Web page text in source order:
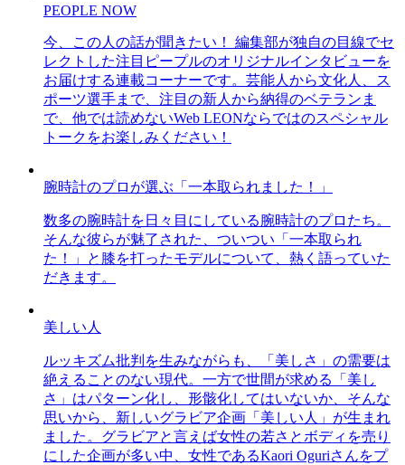
PEOPLE NOW
今、この人の話が聞きたい！ 編集部が独自の目線でセ
レクトした注目ピープルのオリジナルインタビューを
お届けする連載コーナーです。芸能人から文化人、ス
ポーツ選手まで、注目の新人から納得のベテランま
で、他では読めないWeb LEONならではのスペシャル
トークをお楽しみください！
腕時計のプロが選ぶ「一本取られました！」
数多の腕時計を日々目にしている腕時計のプロたち。
そんな彼らが魅了された、ついつい「一本取られ
た！」と膝を打ったモデルについて、熱く語っていた
だきます。
美しい人
ルッキズム批判を生みながらも、「美しさ」の需要は
絶えることのない現代。一方で世間が求める「美し
さ」はパターン化し、形骸化してはいないか、そんな
思いから、新しいグラビア企画「美しい人」が生まれ
ました。グラビアと言えば女性の若さとボディを売り
にした企画が多い中、女性であるKaori Oguriさんをプ